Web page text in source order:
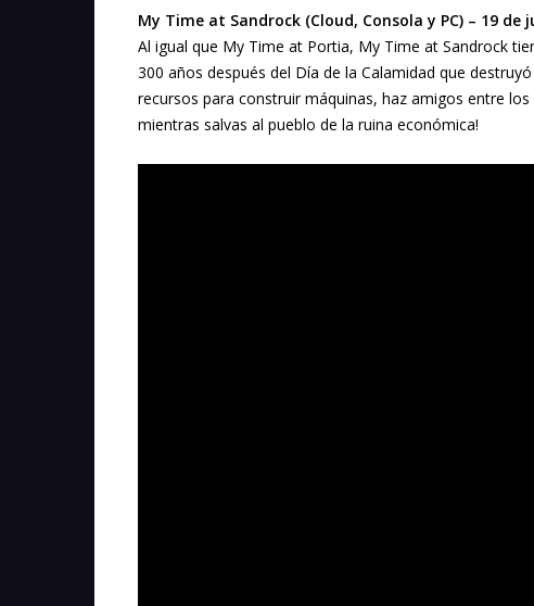
My Time at Sandrock (Cloud, Consola y PC) – 19 de
Al igual que My Time at Portia, My Time at Sandrock
300 años después del Día de la Calamidad que
recursos para construir máquinas, haz amigos entre
mientras salvas al pueblo de la ruina económica!